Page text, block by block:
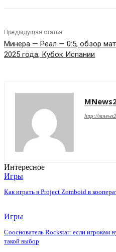
Предыдущая статья
Минера — Реал — 0:5, обзор
2025 года, Кубок Испании
http://
Интересное
Игры
Как играть в Project Zomboid в
Игры
Сооснователь Rockstar: если
такой выбор